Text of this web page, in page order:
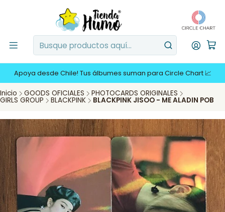
Apoya desde Chile! Tus álbumes suman para Circle Chart 📈
Inicio GOODS OFICIALES PHOTOCARDS ORIGINALES
GIRLS GROUP BLACKPINK BLACKPINK JISOO - ME ALADIN POB